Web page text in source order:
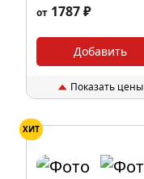
от 1787 ₽
Добавить
Показать цены
ХИТ